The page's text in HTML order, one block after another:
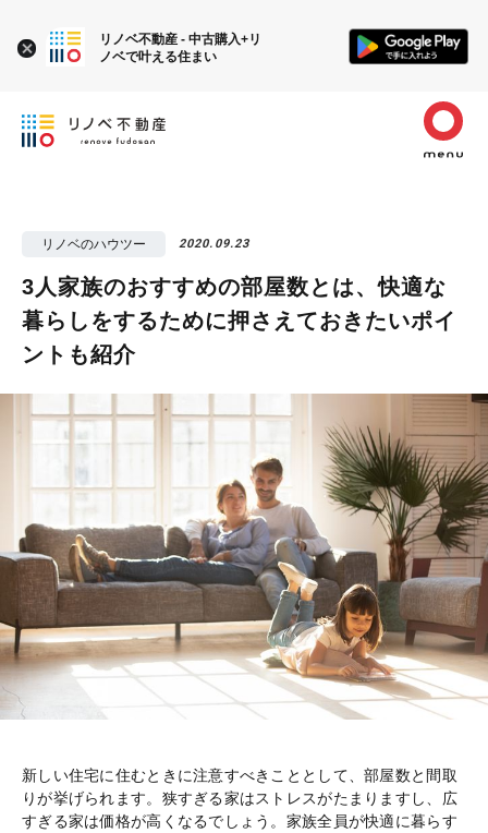
リノベのハウツー 2020.09.23
3人家族のおすすめの部屋数とは、快適な
暮らしをするために押さえておきたいポイ
ントも紹介
新しい住宅に住むときに注意すべきこととして、部屋数と間取
りが挙げられます。狭すぎる家はストレスがたまりますし、広
すぎる家は価格が高くなるでしょう。家族全員が快適に暮らす
リノベ不動産 - 中古購入+リ
ノベで叶える住まい